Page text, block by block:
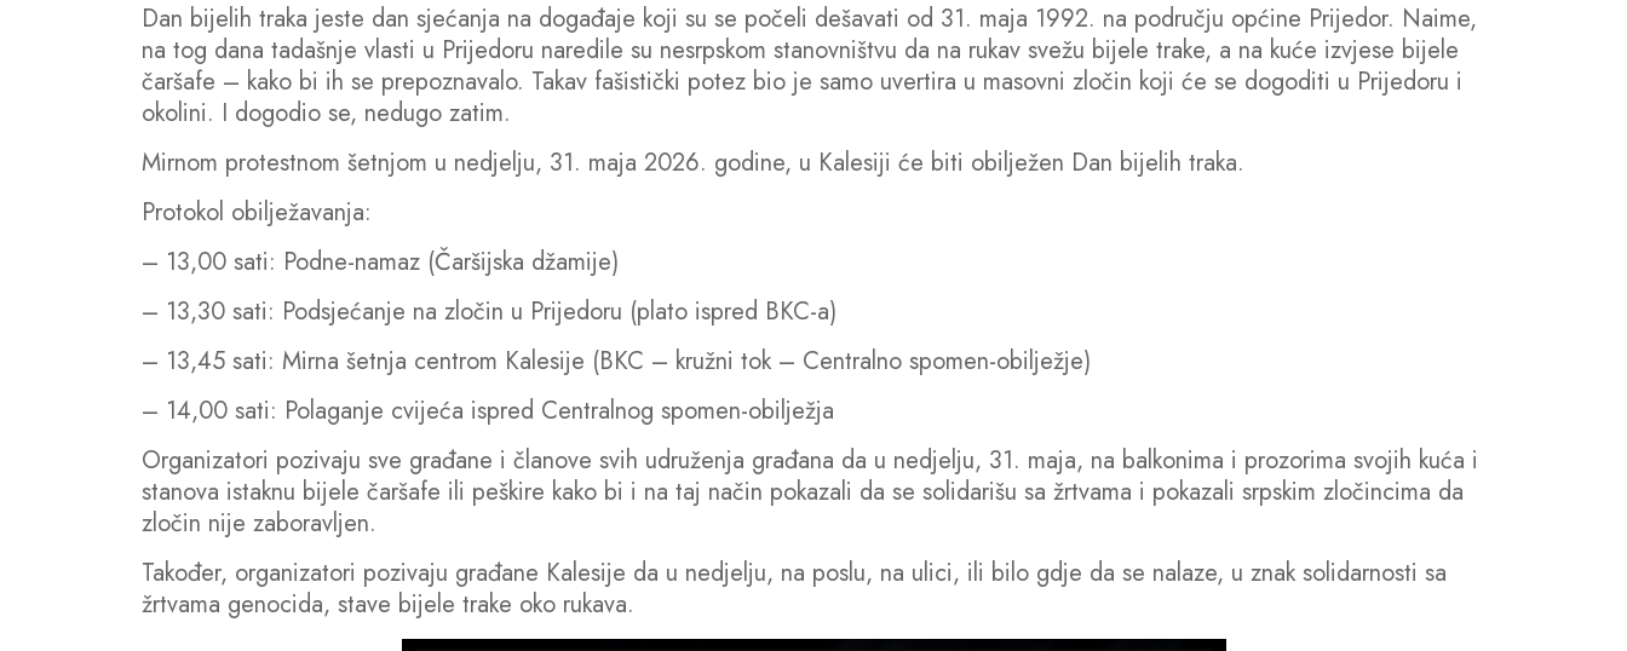
Dan bijelih traka jeste dan sjećanja na događaje koji su se počeli dešavati od 31. maja 1992. na području općine Prijedor. Naime,
na tog dana tadašnje vlasti u Prijedoru naredile su nesrpskom stanovništvu da na rukav svežu bijele trake, a na kuće izvjese bijele
čaršafe – kako bi ih se prepoznavalo. Takav fašistički potez bio je samo uvertira u masovni zločin koji će se dogoditi u Prijedoru i
okolini. I dogodio se, nedugo zatim.
Mirnom protestnom šetnjom u nedjelju, 31. maja 2026. godine, u Kalesiji će biti obilježen Dan bijelih traka.
Protokol obilježavanja:
– 13,00 sati: Podne-namaz (Čaršijska džamije)
– 13,30 sati: Podsjećanje na zločin u Prijedoru (plato ispred BKC-a)
– 13,45 sati: Mirna šetnja centrom Kalesije (BKC – kružni tok – Centralno spomen-obilježje)
– 14,00 sati: Polaganje cvijeća ispred Centralnog spomen-obilježja
Organizatori pozivaju sve građane i članove svih udruženja građana da u nedjelju, 31. maja, na balkonima i prozorima svojih kuća i
stanova istaknu bijele čaršafe ili peškire kako bi i na taj način pokazali da se solidarišu sa žrtvama i pokazali srpskim zločincima da
zločin nije zaboravljen.
Također, organizatori pozivaju građane Kalesije da u nedjelju, na poslu, na ulici, ili bilo gdje da se nalaze, u znak solidarnosti sa
žrtvama genocida, stave bijele trake oko rukava.